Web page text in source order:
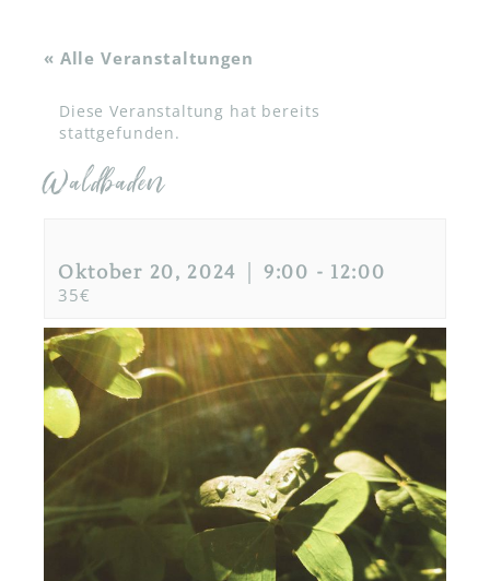
« Alle Veranstaltungen
Diese Veranstaltung hat bereits
stattgefunden.
Waldbaden
Oktober 20, 2024 │ 9:00 - 12:00
35€